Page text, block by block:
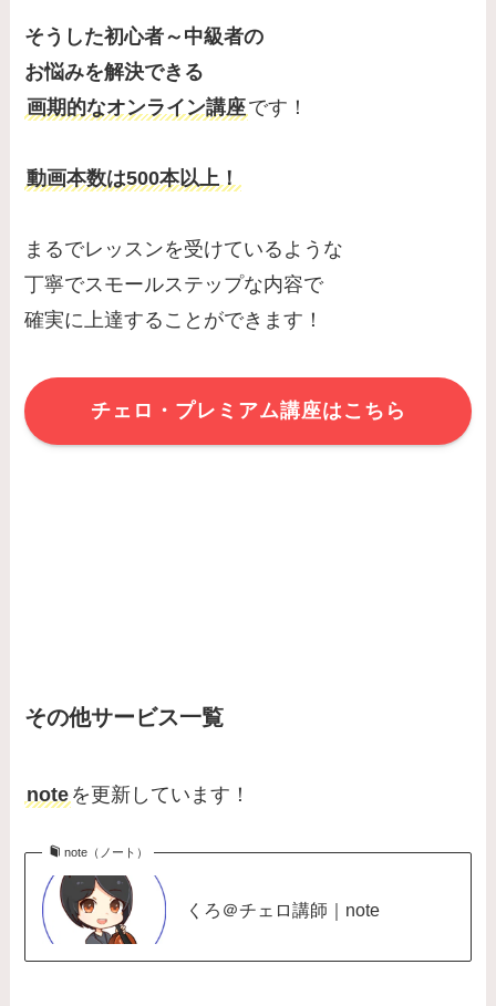
そうした初心者～中級者の
お悩みを解決できる
画期的なオンライン講座です！
動画本数は500本以上！
まるでレッスンを受けているような
丁寧でスモールステップな内容で
確実に上達することができます！
チェロ・プレミアム講座はこちら
その他サービス一覧
note を更新しています！
note（ノート）
くろ＠チェロ講師｜note